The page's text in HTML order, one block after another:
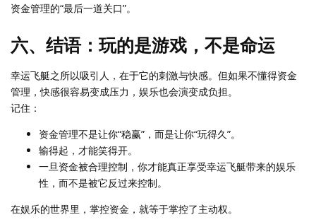
资金管理的“最后一道关口”。
六、结语：玩的是游戏，不是命运
幸运飞艇之所以吸引人，在于它的刺激与快感。但如果不懂得资金
管理，快感很容易变成压力，娱乐也会演变成负担。
记住：
资金管理不是让你“稳赢”，而是让你“玩得久”。
输得起，才能笑得开。
一旦资金被合理控制，你才能真正享受幸运飞艇带来的娱乐
性，而不是被它反过来控制。
在娱乐的世界里，掌控资金，就等于掌控了主动权。